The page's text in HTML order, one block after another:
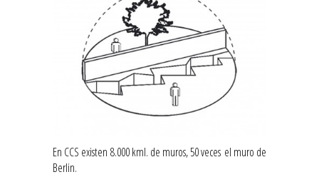
En CCS existen 8.000 kml. de muros, 50 veces el muro de
Berlin.